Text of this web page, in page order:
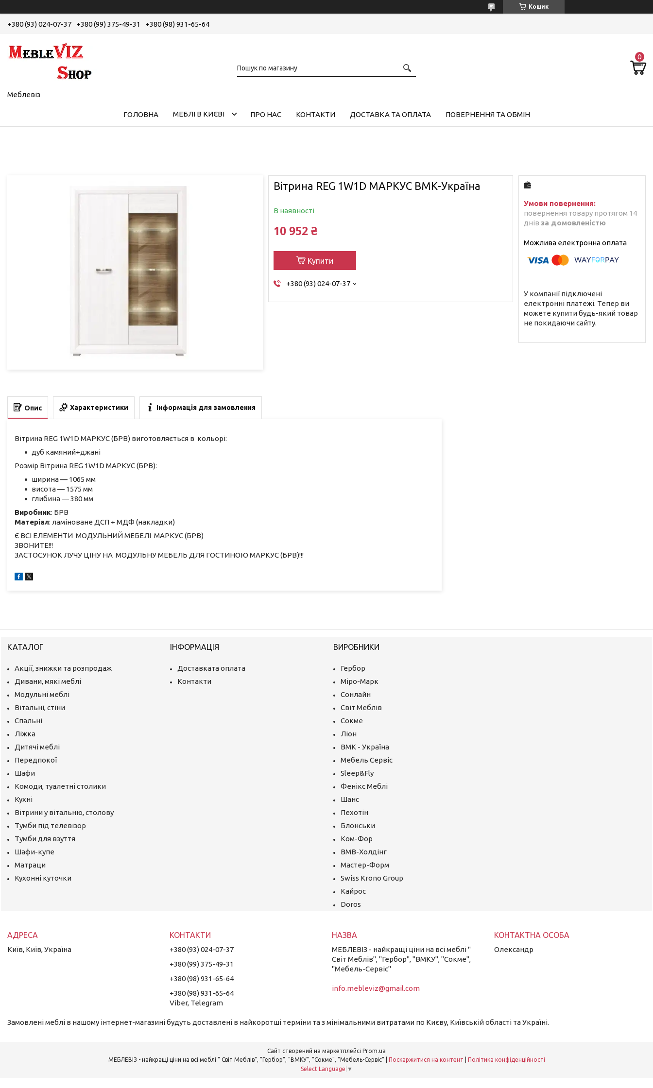
Кошик
+380 (93) 024-07-37 +380 (99) 375-49-31 +380 (98) 931-65-64
Меблевіз
ГОЛОВНА МЕБЛІ В КИЄВІ ПРО НАС КОНТАКТИ ДОСТАВКА ТА ОПЛАТА ПОВЕРНЕННЯ ТА ОБМІН
Вітрина REG 1W1D МАРКУС ВМК-Україна
В наявності
10 952 ₴
Купити
+380 (93) 024-07-37
повернення товару протягом 14
днів за домовленістю
У компанії підключені
електронні платежі. Тепер ви
можете купити будь-який товар
не покидаючи сайту.
Опис Характеристики Інформація для замовлення
Вітрина REG 1W1D МАРКУС (БРВ) виготовляється в кольорі:
дуб камяний+джані
Розмір Вітрина REG 1W1D МАРКУС (БРВ):
ширина — 1065 мм
висота — 1575 мм
глибина — 380 мм
Виробник: БРВ
Матеріал: ламіноване ДСП + МДФ (накладки)
Є ВСІ ЕЛЕМЕНТИ МОДУЛЬНИЙ МЕБЕЛІ МАРКУС (БРВ)
ЗВОНИТЕ!!!
ЗАСТОСУНОК ЛУЧУ ЦІНУ НА МОДУЛЬНУ МЕБЕЛЬ ДЛЯ ГОСТИНОЮ МАРКУС (БРВ)!!!
КАТАЛОГ
Акції, знижки та розпродаж
Дивани, мякі меблі
Модульні меблі
Вітальні, стіни
Спальні
Ліжка
Дитячі меблі
Передпокої
Шафи
Комоди, туалетні столики
Кухні
Вітрини у вітальню, столову
Тумби під телевізор
Тумби для взуття
Шафи-купе
Матраци
Кухонні куточки
ІНФОРМАЦІЯ
Доставката оплата
Контакти
ВИРОБНИКИ
Гербор
Міро-Марк
Сонлайн
Світ Меблів
Сокме
Ліон
ВМК - Україна
Мебель Сервіс
Sleep&Fly
Фенікс Меблі
Шанс
Пехотін
Блонськи
Ком-Фор
ВМВ-Холдінг
Мастер-Форм
Swiss Krono Group
Кайрос
Doros
Київ, Київ, Україна
+380 (93) 024-07-37
+380 (99) 375-49-31
+380 (98) 931-65-64
+380 (98) 931-65-64
Viber, Telegram
МЕБЛЕВІЗ - найкращі ціни на всі меблі "
Світ Меблів", "Гербор", "ВМКУ", "Сокме",
"Мебель-Сервіс"
info.mebleviz@gmail.com
Олександр
Замовлені меблі в нашому інтернет-магазині будуть доставлені в найкоротші терміни та з мінімальними витратами по Києву, Київській області та Україні.
Сайт створений на маркетплейсі Prom.ua
Поскаржитися на контент
Політика конфіденційності
Select Language ▼